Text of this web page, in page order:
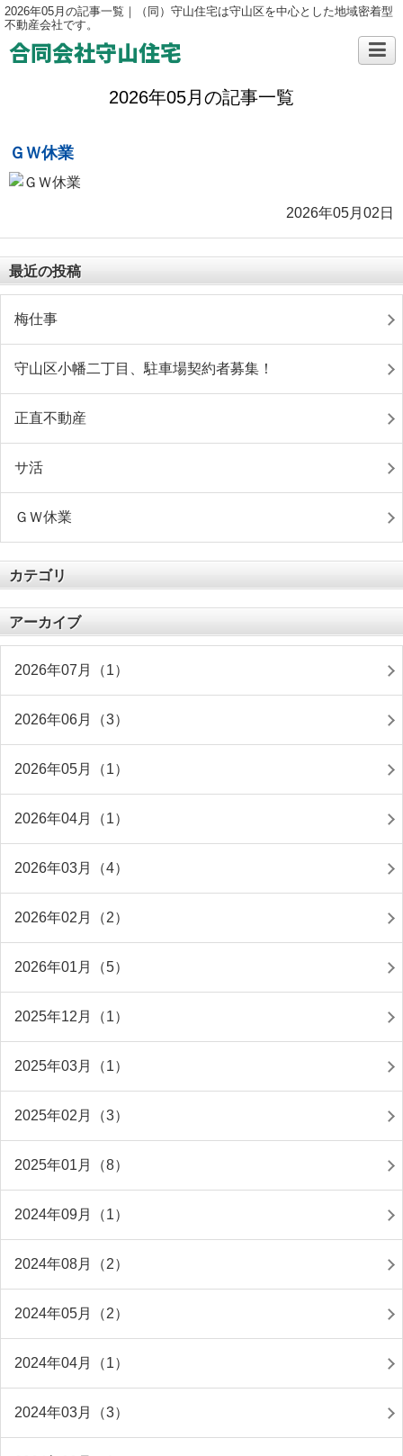
2026年05月の記事一覧｜（同）守山住宅は守山区を中心とした地域密着型
不動産会社です。
合同会社守山住宅
2026年05月の記事一覧
ＧＷ休業
2026年05月02日
最近の投稿
梅仕事
守山区小幡二丁目、駐車場契約者募集！
正直不動産
サ活
ＧＷ休業
カテゴリ
アーカイブ
2026年07月（1）
2026年06月（3）
2026年05月（1）
2026年04月（1）
2026年03月（4）
2026年02月（2）
2026年01月（5）
2025年12月（1）
2025年03月（1）
2025年02月（3）
2025年01月（8）
2024年09月（1）
2024年08月（2）
2024年05月（2）
2024年04月（1）
2024年03月（3）